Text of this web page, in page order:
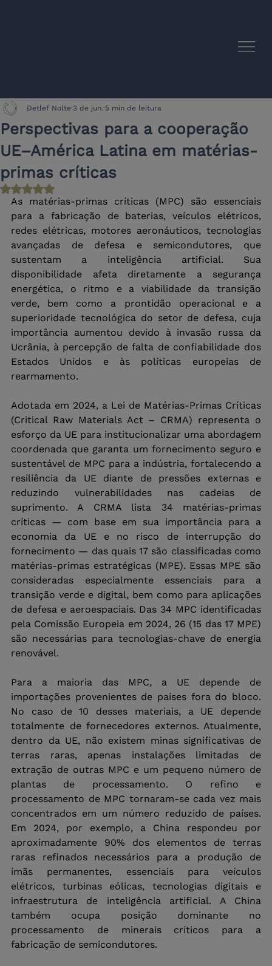
Perspectivas para a cooperação
UE–América Latina em matérias-
primas críticas
Detlef Nolte 3 de jun. 5 min de leitura
Avaliado com NaN de 5 estrelas.
As matérias-primas críticas (MPC) são essenciais
para a fabricação de baterias, veículos elétricos,
redes elétricas, motores aeronáuticos, tecnologias
avançadas de defesa e semicondutores, que
sustentam a inteligência artificial. Sua
disponibilidade afeta diretamente a segurança
energética, o ritmo e a viabilidade da transição
verde, bem como a prontidão operacional e a
superioridade tecnológica do setor de defesa, cuja
importância aumentou devido à invasão russa da
Ucrânia, à percepção de falta de confiabilidade dos
Estados Unidos e às políticas europeias de
rearmamento.
Adotada em 2024, a Lei de Matérias-Primas Críticas
(Critical Raw Materials Act – CRMA) representa o
esforço da UE para institucionalizar uma abordagem
coordenada que garanta um fornecimento seguro e
sustentável de MPC para a indústria, fortalecendo a
resiliência da UE diante de pressões externas e
reduzindo vulnerabilidades nas cadeias de
suprimento. A CRMA lista 34 matérias-primas
críticas — com base em sua importância para a
economia da UE e no risco de interrupção do
fornecimento — das quais 17 são classificadas como
matérias-primas estratégicas (MPE). Essas MPE são
consideradas especialmente essenciais para a
transição verde e digital, bem como para aplicações
de defesa e aeroespaciais. Das 34 MPC identificadas
pela Comissão Europeia em 2024, 26 (15 das 17 MPE)
são necessárias para tecnologias-chave de energia
renovável.
Para a maioria das MPC, a UE depende de
importações provenientes de países fora do bloco.
No caso de 10 desses materiais, a UE depende
totalmente de fornecedores externos. Atualmente,
dentro da UE, não existem minas significativas de
terras raras, apenas instalações limitadas de
extração de outras MPC e um pequeno número de
plantas de processamento. O refino e
processamento de MPC tornaram-se cada vez mais
concentrados em um número reduzido de países.
Em 2024, por exemplo, a China respondeu por
aproximadamente 90% dos elementos de terras
raras refinados necessários para a produção de
ímãs permanentes, essenciais para veículos
elétricos, turbinas eólicas, tecnologias digitais e
infraestrutura de inteligência artificial. A China
também ocupa posição dominante no
processamento de minerais críticos para a
fabricação de semicondutores.